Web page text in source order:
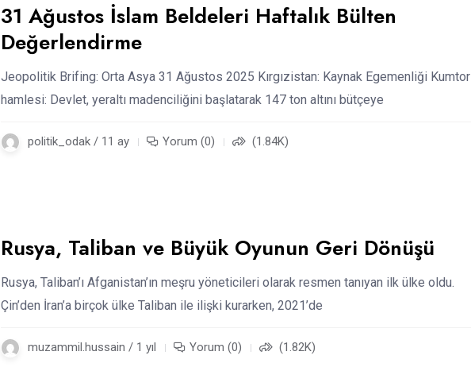
31 Ağustos İslam Beldeleri Haftalık Bülten
Değerlendirme
Jeopolitik Brifing: Orta Asya 31 Ağustos 2025 Kırgızistan: Kaynak Egemenliği Kumtor
hamlesi: Devlet, yeraltı madenciliğini başlatarak 147 ton altını bütçeye
politik_odak / 11 ay Yorum (0) (1.84K)
Rusya, Taliban ve Büyük Oyunun Geri Dönüşü
Rusya, Taliban’ı Afganistan’ın meşru yöneticileri olarak resmen tanıyan ilk ülke oldu.
Çin’den İran’a birçok ülke Taliban ile ilişki kurarken, 2021’de
muzammil.hussain / 1 yıl Yorum (0) (1.82K)